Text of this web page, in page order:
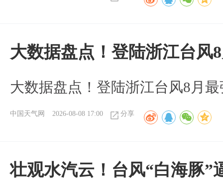
大数据盘点！登陆浙江台风
大数据盘点！登陆浙江台风8月
中国天气网 2026-08-08 17:00 分享
壮观水汽云！台风“白海豚”